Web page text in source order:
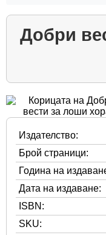
Добри
Издателство:
Брой страници:
Година на
Дата на издаване:
ISBN:
SKU: